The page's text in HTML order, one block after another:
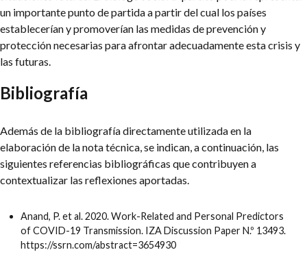
un importante punto de partida a partir del cual los países
establecerían y promoverían las medidas de prevención y
protección necesarias para afrontar adecuadamente esta crisis y
las futuras.
Bibliografía
Además de la bibliografía directamente utilizada en la
elaboración de la nota técnica, se indican, a continuación, las
siguientes referencias bibliográficas que contribuyen a
contextualizar las reflexiones aportadas.
Anand, P. et al. 2020. Work-Related and Personal Predictors
of COVID-19 Transmission. IZA Discussion Paper N.º 13493.
https://ssrn.com/abstract=3654930